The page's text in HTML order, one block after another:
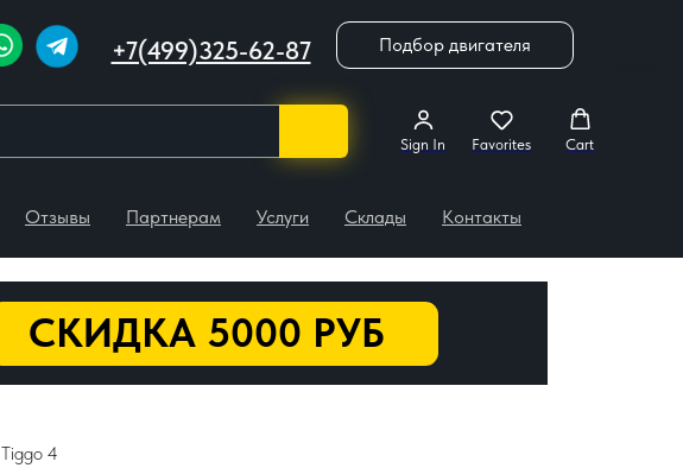
+7(499)325-62-87 Подбор двигателя
Sign In Favorites Cart
Отзывы Партнерам Услуги Склады Контакты
СКИДКА 5000 РУБ
Tiggo 4